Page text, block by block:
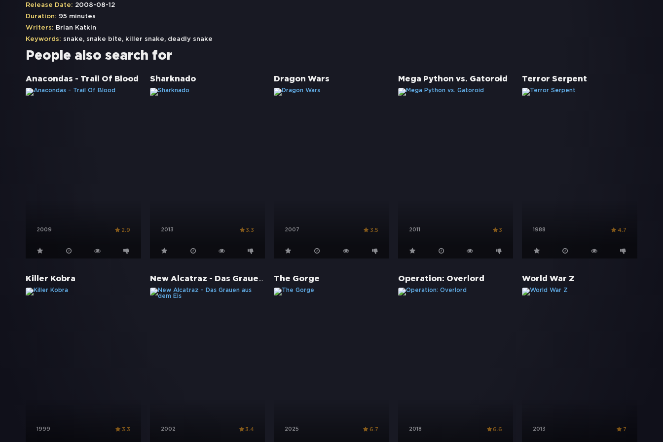
Release Date: 2008-08-12
Duration: 95 minutes
Writers: Brian Katkin
Keywords: snake, snake bite, killer snake, deadly snake
People also search for
Anacondas - Trail Of Blood
2009 2.9
Sharknado
2013 3.3
Dragon Wars
2007 3.5
Mega Python vs. Gatoroid
2011 3
Terror Serpent
1988 4.7
Killer Kobra
1999 3.3
New Alcatraz - Das Grauen aus dem Eis
2002 3.4
The Gorge
2025 6.7
Operation: Overlord
2018 6.6
World War Z
2013 7